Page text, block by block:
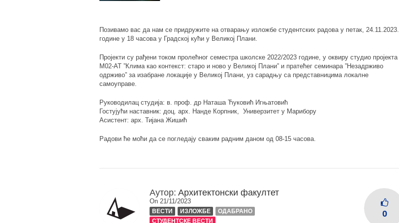
Позивамо вас да нам се придружите на отварању изложбе студентских радова у петак, 24.11.2023.
године у 18 часова у Градској кући у Великој Плани.
Пројекти су рађени током пролећног семестра школске 2022/2023 године, у оквиру студио пројекта
М02-АТ ”Клима као контекст: старо и ново у Великој Плани” и пратећег семинара ”Незадрживо
одрживо” за изабране локације у Великој Плани, уз сарадњу са представницима локалне
самоуправе.
Руководилац студија: в. проф. др Наташа Ћуковић Игњатовић
Гостујући наставник: доц. арх. Нанде Корпник, Универзитет у Марибору
Асистент: арх. Тијана Жишић
Радови ће моћи да се погледају сваким радним даном од 08-15 часова.
Аутор: Архитектонски факултет
On 21/11/2023
ВЕСТИ ИЗЛОЖБЕ
ОДАБРАНО
СТУДЕНТСКЕ ВЕСТИ
0